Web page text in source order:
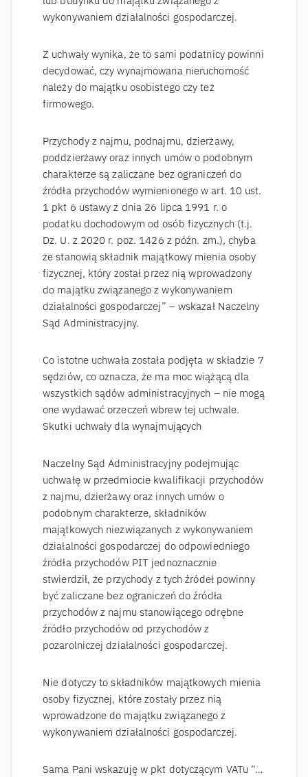
wykonywaniem działalności gospodarczej.
Z uchwały wynika, że to sami podatnicy powinni
decydować, czy wynajmowana nieruchomość
należy do majątku osobistego czy też
firmowego.
Przychody z najmu, podnajmu, dzierżawy,
poddzierżawy oraz innych umów o podobnym
charakterze są zaliczane bez ograniczeń do
źródła przychodów wymienionego w art. 10 ust.
1 pkt 6 ustawy z dnia 26 lipca 1991 r. o
podatku dochodowym od osób fizycznych (t.j.
Dz. U. z 2020 r. poz. 1426 z późn. zm.), chyba
że stanowią składnik majątkowy mienia osoby
fizycznej, który został przez nią wprowadzony
do majątku związanego z wykonywaniem
działalności gospodarczej” – wskazał Naczelny
Sąd Administracyjny.
Co istotne uchwała została podjęta w składzie 7
sędziów, co oznacza, że ma moc wiążącą dla
wszystkich sądów administracyjnych – nie mogą
one wydawać orzeczeń wbrew tej uchwale.
Skutki uchwały dla wynajmujących
Naczelny Sąd Administracyjny podejmując
uchwałę w przedmiocie kwalifikacji przychodów
z najmu, dzierżawy oraz innych umów o
podobnym charakterze, składników
majątkowych niezwiązanych z wykonywaniem
działalności gospodarczej do odpowiedniego
źródła przychodów PIT jednoznacznie
stwierdził, że przychody z tych źródeł powinny
być zaliczane bez ograniczeń do źródła
przychodów z najmu stanowiącego odrębne
źródło przychodów od przychodów z
pozarolniczej działalności gospodarczej.
Nie dotyczy to składników majątkowych mienia
osoby fizycznej, które zostały przez nią
wprowadzone do majątku związanego z
wykonywaniem działalności gospodarczej.
Sama Pani wskazuję w pkt dotyczącym VATu “…